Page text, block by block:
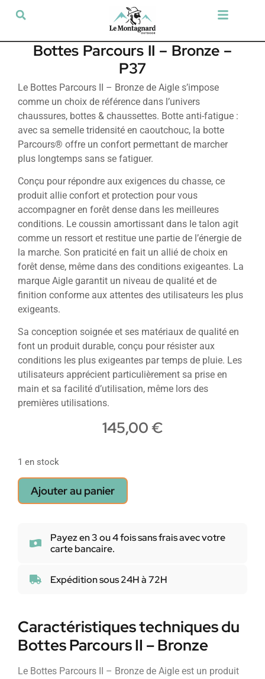
Bottes Parcours II – Bronze –
P37
Le Bottes Parcours II – Bronze de Aigle s’impose
comme un choix de référence dans l’univers
chaussures, bottes & chaussettes. Botte anti-fatigue :
avec sa semelle tridensité en caoutchouc, la botte
Parcours® offre un confort permettant de marcher
plus longtemps sans se fatiguer.
Conçu pour répondre aux exigences du chasse, ce
produit allie confort et protection pour vous
accompagner en forêt dense dans les meilleures
conditions. Le coussin amortissant dans le talon agit
comme un ressort et restitue une partie de l’énergie de
la marche. Son praticité en fait un allié de choix en
forêt dense, même dans des conditions exigeantes. La
marque Aigle garantit un niveau de qualité et de
finition conforme aux attentes des utilisateurs les plus
exigeants.
Sa conception soignée et ses matériaux de qualité en
font un produit durable, conçu pour résister aux
conditions les plus exigeantes par temps de pluie. Les
utilisateurs apprécient particulièrement sa prise en
main et sa facilité d’utilisation, même lors des
premières utilisations.
145,00 €
1 en stock
Ajouter au panier
Payez en 3 ou 4 fois sans frais avec votre
carte bancaire.
Expédition sous 24H à 72H
Caractéristiques techniques du
Bottes Parcours II – Bronze
Le Bottes Parcours II – Bronze de Aigle est un produit